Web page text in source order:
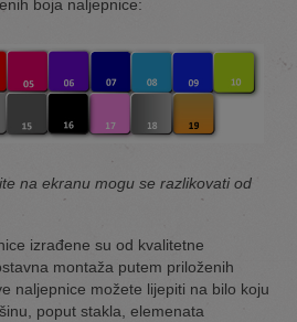
boja naljepnice:
na ekranu mogu se razlikovati od
izrađene su od kvalitetne
montaža putem priloženih
naljepnice možete lijepiti na bilo koju
poput stakla, elemenata